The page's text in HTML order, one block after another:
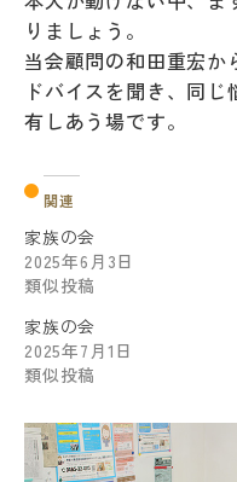
りましょう。
当会顧問の和田重宏か
ドバイスを聞き、同
有しあう場です。
関連
家族の会
2025年6月3日
類似投稿
家族の会
2025年7月1日
類似投稿